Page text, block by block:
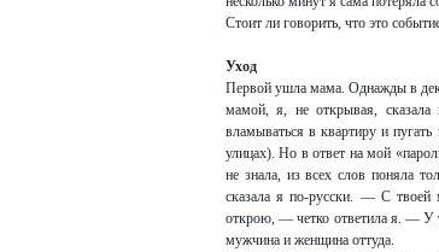
Стоит ли говорить, что это
Уход
Первой ушла мама. Однажды в
мамой, я, не открывая, сказала
вламываться в квартиру и
улицах). Но в ответ на мой
не знала, из всех слов
сказала я по-русски. — С твоей
открою, — четко ответила я. — У
мужчина и женщина оттуда.